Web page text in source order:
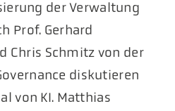
der Verwaltung
Prof. Gerhard
Chris Schmitz von der
diskutieren
von KI. Matthias